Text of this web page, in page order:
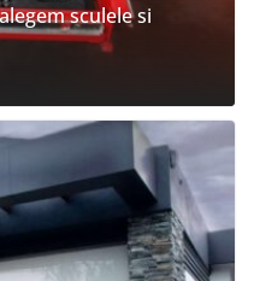
sculele si